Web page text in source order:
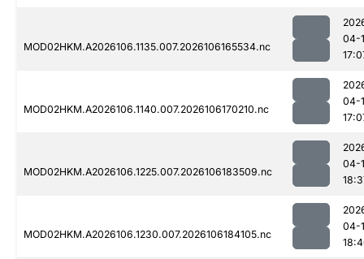
MOD02HKM.A2026106.1135.007.2026106165534.nc
04-
MOD02HKM.A2026106.1140.007.2026106170210.nc
04-
MOD02HKM.A2026106.1225.007.2026106183509.nc
04-
MOD02HKM.A2026106.1230.007.2026106184105.nc
04-